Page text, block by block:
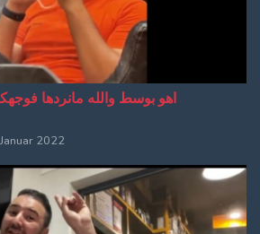
اهو بوسط والله مانردها
2022